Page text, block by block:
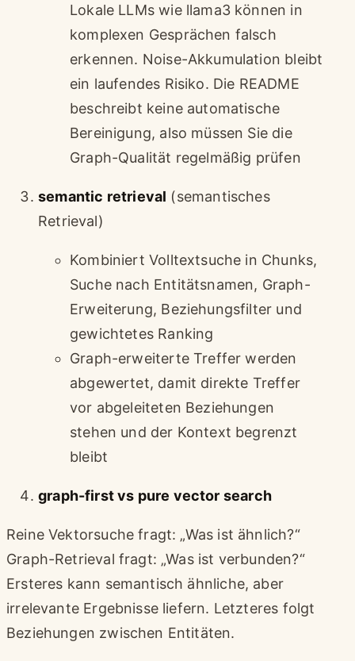
Lokale LLMs wie llama3 können in
komplexen Gesprächen falsch
erkennen. Noise-Akkumulation bleibt
ein laufendes Risiko. Die README
beschreibt keine automatische
Bereinigung, also müssen Sie die
Graph-Qualität regelmäßig prüfen
semantic retrieval (semantisches
Retrieval)
Kombiniert Volltextsuche in Chunks,
Suche nach Entitätsnamen, Graph-
Erweiterung, Beziehungsfilter und
gewichtetes Ranking
Graph-erweiterte Treffer werden
abgewertet, damit direkte Treffer
vor abgeleiteten Beziehungen
stehen und der Kontext begrenzt
bleibt
graph-first vs pure vector search
Reine Vektorsuche fragt: „Was ist ähnlich?“
Graph-Retrieval fragt: „Was ist verbunden?“
Ersteres kann semantisch ähnliche, aber
irrelevante Ergebnisse liefern. Letzteres folgt
Beziehungen zwischen Entitäten.